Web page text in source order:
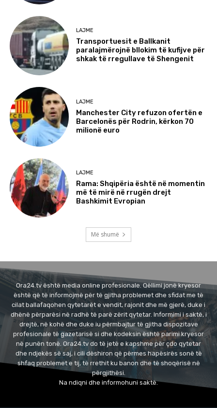
LAJME
Transportuesit e Ballkanit
paralajmërojnë bllokim të kufijve për
shkak të rregullave të Shengenit
LAJME
Manchester City refuzon ofertën e
Barcelonës për Rodrin, kërkon 70
milionë euro
LAJME
Rama: Shqipëria është në momentin
më të mirë në rrugën drejt
Bashkimit Evropian
Më shumë
Ora24.tv është media online profesionale. Qëllimi jonë kryesor
është që të informojmë për të gjitha problemet dhe sfidat me të
cilat ballafaqohen qytetarët e vendit, rajonit dhe më gjerë, duke i
dhënë përparësi në radhë të parë zërit qytetar. Informimi i saktë, i
drejtë, në kohë dhe duke iu përmbajtur të gjitha dispozitave
profesionale të gazetarisë si dhe kodeksin është parimi kryesor
në punën tonë. Ora24.tv do të jetë e kapshme për çdo qytetar
dhe ndjekës së saj, i cili dëshiron që përmes hapësirës sonë të
shfaq problemet e tij, të rrethit ku banon dhe të shoqërisë në
përgjithësi.
Na ndiqni dhe informohuni saktë.